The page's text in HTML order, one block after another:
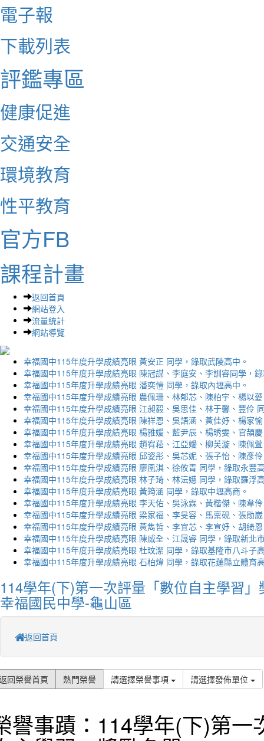
電子報
下載列表
評鑑專區
健康促進
交通安全
環境教育
性平教育
官方FB
課程計畫
返回首頁
網站登入
流量統計
網站導覽
幸福國中115年度升學成績亮眼 黃安正 同學，錄取武陵高中。
幸福國中115年度升學成績亮眼 陳冠謀、李庭安、李訓睿同學，
幸福國中115年度升學成績亮眼 潘奕愷 同學，錄取內壢高中。
幸福國中115年度升學成績亮眼 農佩珊、林郁芯、陳柏宇、楊以
幸福國中115年度升學成績亮眼 江昶毅、吳思佳、林于馨、豐伶
幸福國中115年度升學成績亮眼 陳祥恩、吳語涵、黃佳妤、楊家
幸福國中115年度升學成績亮眼 楊雅媛、藍尹辰、楊琇雯、官頡
幸福國中115年度升學成績亮眼 趙宥菘、江亞嬡、柳芙漩、陳佩
幸福國中115年度升學成績亮眼 邱姿彤、吳芯妮、張子怡、陳彥
幸福國中115年度升學成績亮眼 廖凰淇、徐攸青 同學，錄取永豐
幸福國中115年度升學成績亮眼 林子琦、林沄嬨 同學，錄取羅浮
幸福國中115年度升學成績亮眼 黃筠涵 同學，錄取中壢高商。
幸福國中115年度升學成績亮眼 李天佑、吳泳霖、黃楷傑、陳韋
幸福國中115年度升學成績亮眼 梁家福、李旻容、馬稟硯、張勛
幸福國中115年度升學成績亮眼 黃雋哲、李宜芯、李宣妤、胡綺
幸福國中115年度升學成績亮眼 陳威全、江晟睿 同學，錄取新北
幸福國中115年度升學成績亮眼 杜玟潔 同學，錄取基隆市八斗子
幸福國中115年度升學成績亮眼 石柏煒 同學，錄取花蓮縣立體育
114學年(下)第一次評量「數位自主學習
幸福國民中學-龜山區
返回首頁
回榮譽首頁 熱門榮譽 請選擇榮譽事項 請選擇發佈單位
譽事蹟：114學年(下)第一